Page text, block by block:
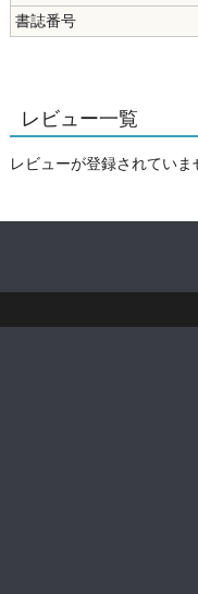
書誌番号
レビュー一覧
レビューが登録されていま